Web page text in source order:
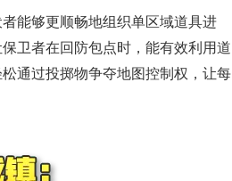
能够更顺畅地组织单区域道具进
卫者在回防包点时，能有效利用道
通过投掷物争夺地图控制权，让每